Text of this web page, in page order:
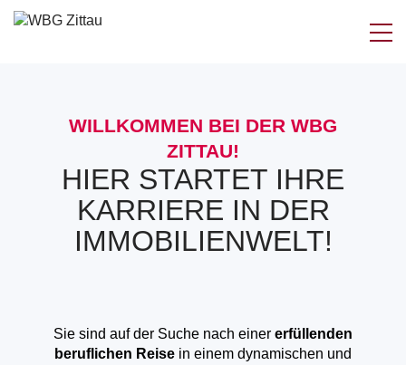
Zum
Inhalt
WILLKOMMEN BEI DER WBG
ZITTAU!
HIER STARTET IHRE
KARRIERE IN DER
IMMOBILIENWELT!
Sie sind auf der Suche nach einer erfüllenden
beruflichen Reise in einem dynamischen und